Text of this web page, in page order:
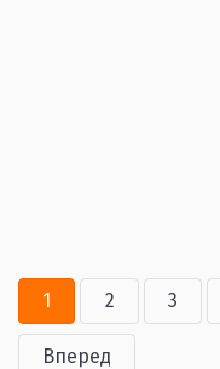
1 2 3
Вперед